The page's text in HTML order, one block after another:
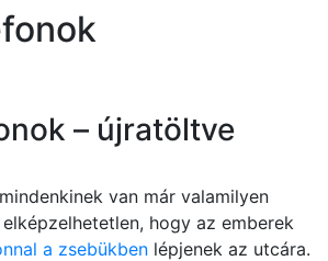
– újratöltve
van már valamilyen
hogy az emberek
a zsebükben lépjenek az utcára.